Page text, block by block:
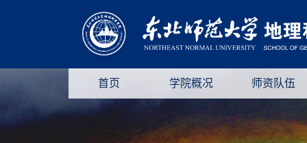
首页 学院概况 师资队伍